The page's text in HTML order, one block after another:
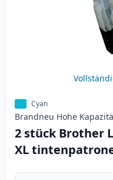
Cyan
Brandneu Hohe
2 stück Brother
XL